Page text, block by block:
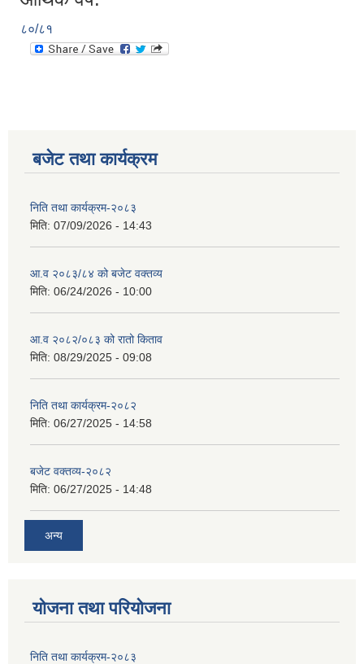
८०/८१
बजेट तथा कार्यक्रम
निति तथा कार्यक्रम-२०८३
मिति: 07/09/2026 - 14:43
आ.व २०८३/८४ को बजेट वक्तव्य
मिति: 06/24/2026 - 10:00
आ.व २०८२/०८३ को रातो किताव
मिति: 08/29/2025 - 09:08
निति तथा कार्यक्रम-२०८२
मिति: 06/27/2025 - 14:58
बजेट वक्तव्य-२०८२
मिति: 06/27/2025 - 14:48
अन्य
योजना तथा परियोजना
निति तथा कार्यक्रम-२०८३